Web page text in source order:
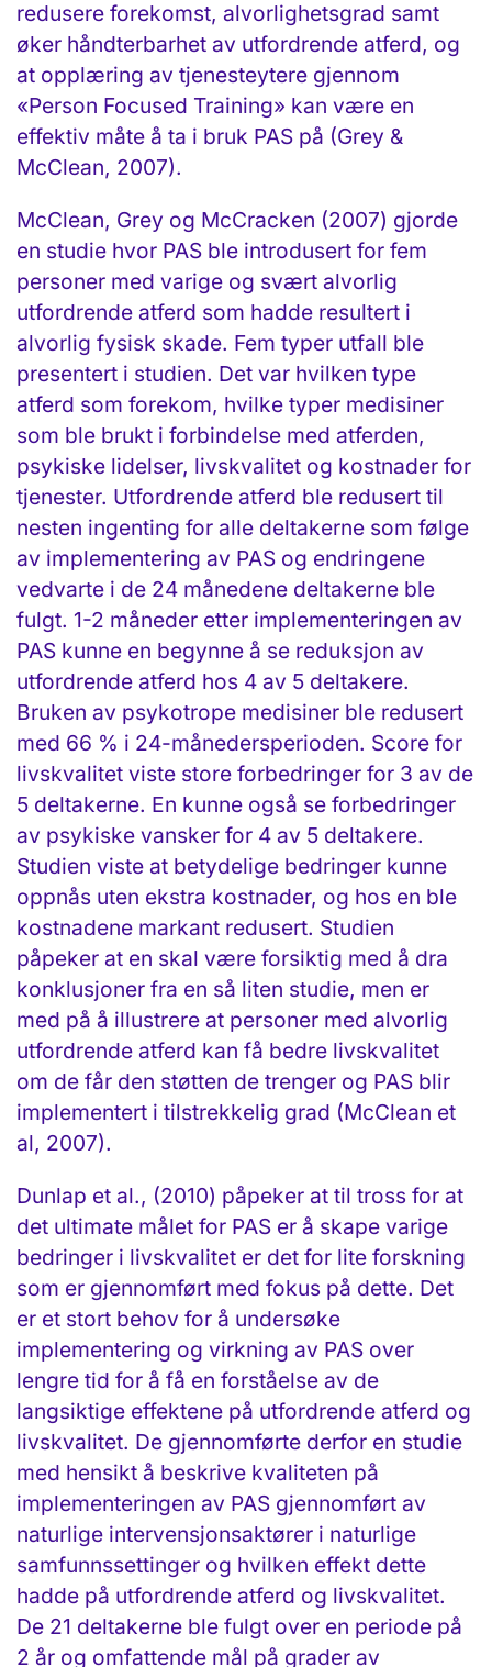
redusere forekomst, alvorlighetsgrad samt
øker håndterbarhet av utfordrende atferd, og
at opplæring av tjenesteytere gjennom
«Person Focused Training» kan være en
effektiv måte å ta i bruk PAS på (Grey &
McClean, 2007).
McClean, Grey og McCracken (2007) gjorde
en studie hvor PAS ble introdusert for fem
personer med varige og svært alvorlig
utfordrende atferd som hadde resultert i
alvorlig fysisk skade. Fem typer utfall ble
presentert i studien. Det var hvilken type
atferd som forekom, hvilke typer medisiner
som ble brukt i forbindelse med atferden,
psykiske lidelser, livskvalitet og kostnader for
tjenester. Utfordrende atferd ble redusert til
nesten ingenting for alle deltakerne som følge
av implementering av PAS og endringene
vedvarte i de 24 månedene deltakerne ble
fulgt. 1-2 måneder etter implementeringen av
PAS kunne en begynne å se reduksjon av
utfordrende atferd hos 4 av 5 deltakere.
Bruken av psykotrope medisiner ble redusert
med 66 % i 24-månedersperioden. Score for
livskvalitet viste store forbedringer for 3 av de
5 deltakerne. En kunne også se forbedringer
av psykiske vansker for 4 av 5 deltakere.
Studien viste at betydelige bedringer kunne
oppnås uten ekstra kostnader, og hos en ble
kostnadene markant redusert. Studien
påpeker at en skal være forsiktig med å dra
konklusjoner fra en så liten studie, men er
med på å illustrere at personer med alvorlig
utfordrende atferd kan få bedre livskvalitet
om de får den støtten de trenger og PAS blir
implementert i tilstrekkelig grad (McClean et
al, 2007).
Dunlap et al., (2010) påpeker at til tross for at
det ultimate målet for PAS er å skape varige
bedringer i livskvalitet er det for lite forskning
som er gjennomført med fokus på dette. Det
er et stort behov for å undersøke
implementering og virkning av PAS over
lengre tid for å få en forståelse av de
langsiktige effektene på utfordrende atferd og
livskvalitet. De gjennomførte derfor en studie
med hensikt å beskrive kvaliteten på
implementeringen av PAS gjennomført av
naturlige intervensjonsaktører i naturlige
samfunnssettinger og hvilken effekt dette
hadde på utfordrende atferd og livskvalitet.
De 21 deltakerne ble fulgt over en periode på
2 år og omfattende mål på grader av